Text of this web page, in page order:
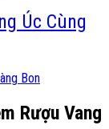
Úc Cùng
Rượu Vang